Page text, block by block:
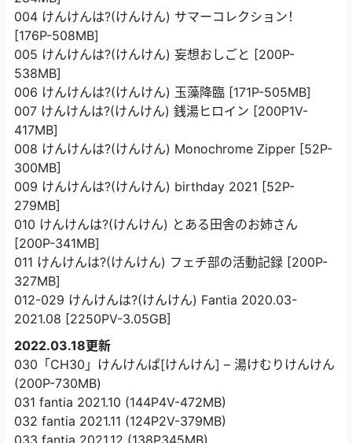
004 けんけんは?(けんけん) サマーコレクション！
[176P-508MB]
005 けんけんは?(けんけん) 妄想おしごと [200P-
538MB]
006 けんけんは?(けんけん) 玉藻降臨 [171P-505MB]
007 けんけんは?(けんけん) 銭湯ヒロイン [200P1V-
417MB]
008 けんけんは?(けんけん) Monochrome Zipper [52P-
300MB]
009 けんけんは?(けんけん) birthday 2021 [52P-
279MB]
010 けんけんは?(けんけん) とある田舎のお姉さん
[200P-341MB]
011 けんけんは?(けんけん) フェチ部の活動記録 [200P-
327MB]
012-029 けんけんは?(けんけん) Fantia 2020.03-
2021.08 [2250PV-3.05GB]
2022.03.18更新
030「CH30」けんけんぱ[けんけん] – 湯けむりけんけん
(200P-730MB)
031 fantia 2021.10 (144P4V-472MB)
032 fantia 2021.11 (124P2V-379MB)